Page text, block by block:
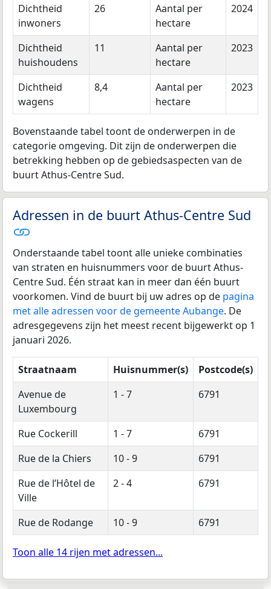
Dichtheid
inwoners
26
Aantal per
hectare
2024
Dichtheid
huishoudens
11
Aantal per
hectare
2023
Dichtheid
wagens
8,4
Aantal per
hectare
2023
Bovenstaande tabel toont de onderwerpen in de
categorie omgeving. Dit zijn de onderwerpen die
betrekking hebben op de gebiedsaspecten van de
buurt Athus-Centre Sud.
Adressen in de buurt Athus-Centre Sud
Onderstaande tabel toont alle unieke combinaties
van straten en huisnummers voor de buurt Athus-
Centre Sud. Één straat kan in meer dan één buurt
voorkomen. Vind de buurt bij uw adres op de pagina
met alle adressen voor de gemeente Aubange. De
adresgegevens zijn het meest recent bijgewerkt op 1
januari 2026.
Straatnaam Huisnummer(s)
Postcode(s)
Avenue de
Luxembourg
1 - 7 6791
Rue Cockerill 1 - 7
6791
Rue de la Chiers
10 - 9
6791
Rue de l’Hôtel de
Ville
2 - 4 6791
Rue de Rodange 10 - 9 6791
Toon alle 14 rijen met adressen...